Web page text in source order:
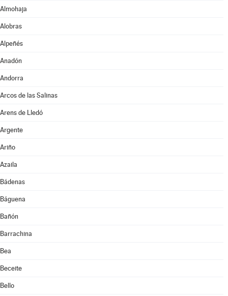
Almohaja
Alobras
Alpeñés
Anadón
Andorra
Arcos de las Salinas
Arens de Lledó
Argente
Ariño
Azaila
Bádenas
Báguena
Bañón
Barrachina
Bea
Beceite
Bello